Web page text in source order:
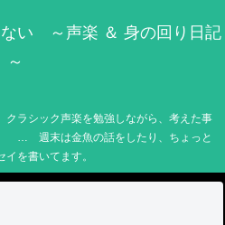
い ～声楽 ＆ 身の回り日記
～
クラシック声楽を勉強しながら、考えた事
… 週末は金魚の話をしたり、ちょっと
イを書いてます。